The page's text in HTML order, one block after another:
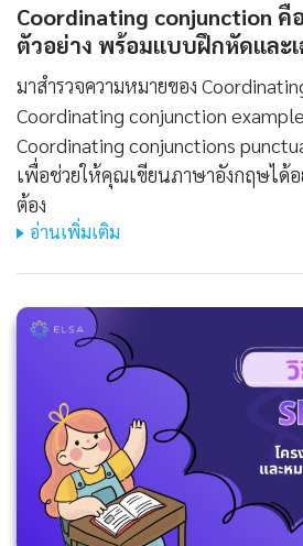
Coordinating conjunction คื
ตัวอย่าง พร้อมแบบฝึกหัดและ
มาสำรวจความหมายของ
Coordinating conjunction
Coordinating conjunctions
เพื่อช่วยให้คุณเขียนภาษาอังกฤษได้อ
ต้อง
อ่านเพิ่มเติม